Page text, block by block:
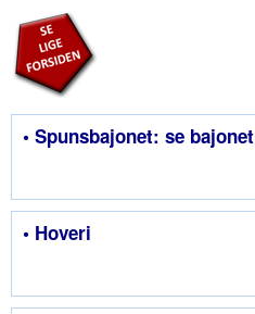
• Spunsbajonet: se bajonet
• Hoveri